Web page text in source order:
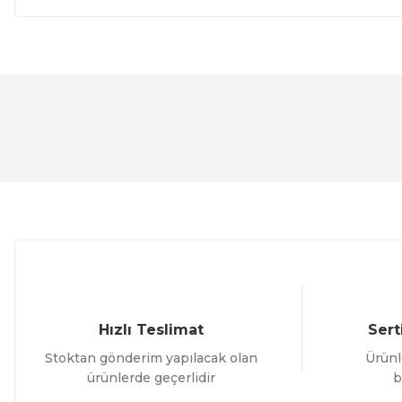
Hızlı Teslimat
Stoktan gönderim yapılacak olan
ürünlerde geçerlidir